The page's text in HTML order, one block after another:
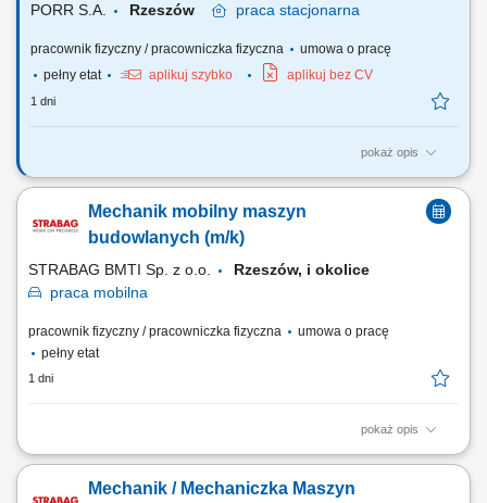
PORR S.A. Rzeszów praca stacjonarna
pracownik fizyczny / pracowniczka fizyczna
umowa o pracę
pełny etat
aplikuj szybko aplikuj bez CV
1 dni
pokaż opis
Twoje zadanie: Wykonywanie czynności serwisowych w obszarze
mechanicznych. Konserwacja i przeglądy okresowe urządzeń i
instalacji w zakresie mechanicznym. Współpraca z zespołem
Mechanik mobilny maszyn
budowlanych (m/k)
STRABAG BMTI Sp. z o.o.
Rzeszów, i okolice
praca mobilna
pracownik fizyczny / pracowniczka fizyczna
umowa o pracę
pełny etat
1 dni
pokaż opis
Twoja rola w STRABAG wykonywanie napraw i serwisów maszyn
wykonywanie napraw i serwisów drobnego sprzętu (m.in. zagęszczarki,
Mechanik / Mechaniczka Maszyn